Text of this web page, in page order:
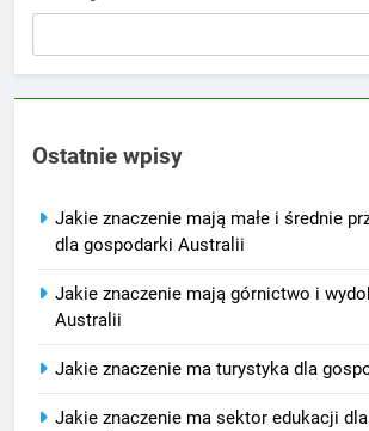
Ostatnie wpisy
Jakie znaczenie mają małe i średnie
dla gospodarki Australii
Jakie znaczenie mają górnictwo i
Australii
Jakie znaczenie ma turystyka dla
Jakie znaczenie ma sektor edukacji